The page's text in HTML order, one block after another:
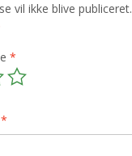
vil ikke blive publiceret.
*
*